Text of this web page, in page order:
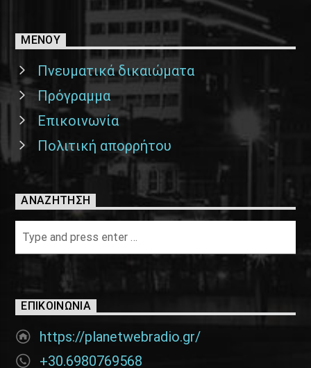
ΜΕΝΟΥ
Πνευματικά δικαιώματα
Πρόγραμμα
Επικοινωνία
Πολιτική απορρήτου
ΑΝΑΖΉΤΗΣΗ
ΕΠΙΚΟΙΝΩΝΊΑ
https://planetwebradio.gr/
+30.6980769568